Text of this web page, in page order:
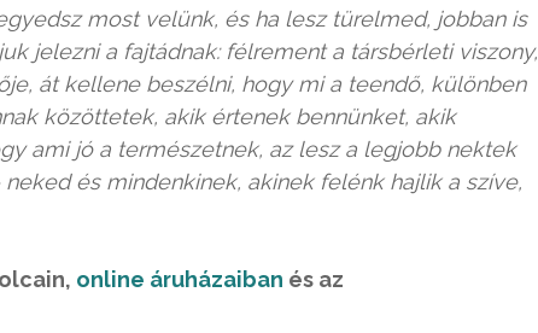
most velünk, és ha lesz türelmed, jobban is
jelezni a fajtádnak: félrement a társbérleti viszony,
át kellene beszélni, hogy mi a teendő, különben
közöttetek, akik értenek bennünket, akik
ami jó a természetnek, az lesz a legjobb nektek
és mindenkinek, akinek felénk hajlik a szíve,
online áruházaiban és az